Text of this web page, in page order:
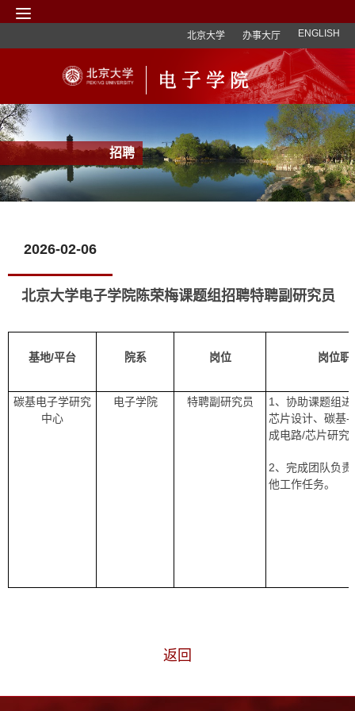
北京大学 办事大厅 ENGLISH
招聘
2026-02-06
北京大学电子学院陈荣梅课题组招聘特聘副研究员
基地/平台 院系 岗位 岗位职
碳基电子学研究
中心
电子学院 特聘副研究员
1、协助课题组
芯片设计、碳基-
成电路/芯片研究
2、完成团队负
他工作任务。
返回